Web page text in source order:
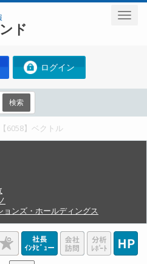
ド
ログイン
検索
【6058】ベクトル
ョンズ・ホールディングス